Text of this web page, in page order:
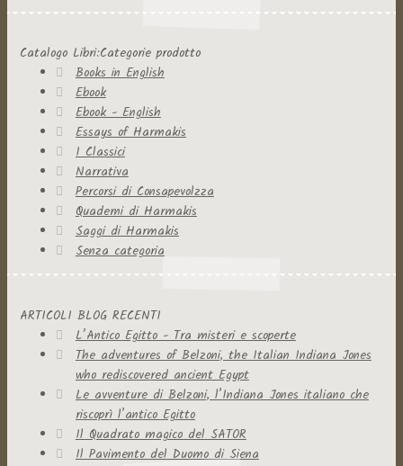
Catalogo Libri:Categorie prodotto
Books in English
Ebook
Ebook - English
Essays of Harmakis
I Classici
Narrativa
Percorsi di Consapevolzza
Quaderni di Harmakis
Saggi di Harmakis
Senza categoria
ARTICOLI BLOG RECENTI
L’Antico Egitto - Tra misteri e scoperte
The adventures of Belzoni, the Italian Indiana Jones
who rediscovered ancient Egypt
Le avventure di Belzoni, l’Indiana Jones italiano che
riscoprì l’antico Egitto
Il Quadrato magico del SATOR
Il Pavimento del Duomo di Siena